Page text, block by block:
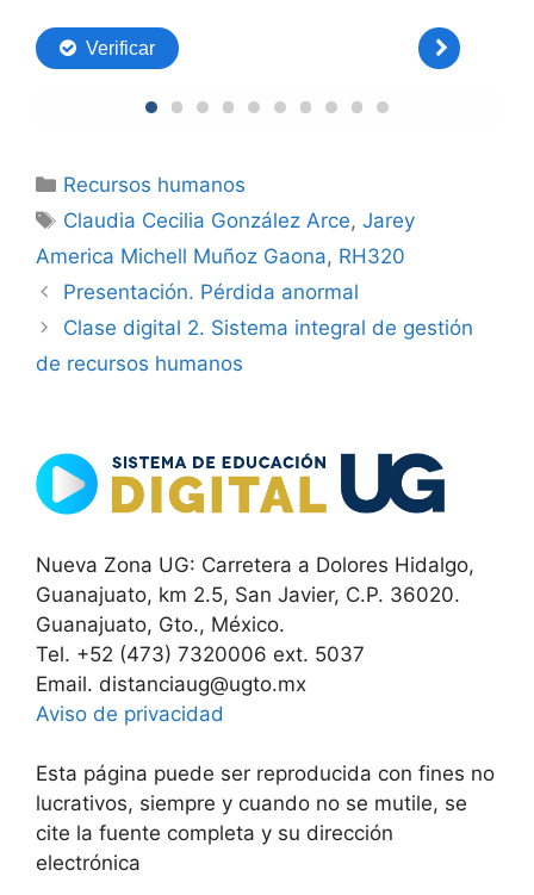
Categorías
Recursos humanos
Etiquetas
Claudia Cecilia González Arce,Jarey
America Michell Muñoz Gaona, RH320
Presentación. Pérdida anormal
Clase digital 2. Sistema integral de gestión
de recursos humanos
Nueva Zona UG: Carretera a Dolores Hidalgo,
Guanajuato, km 2.5, San Javier, C.P. 36020.
Guanajuato, Gto., México.
Tel. +52 (473) 7320006 ext. 5037
Email. distanciaug@ugto.mx
Aviso de privacidad
Esta página puede ser reproducida con fines no
lucrativos, siempre y cuando no se mutile, se
cite la fuente completa y su dirección
electrónica